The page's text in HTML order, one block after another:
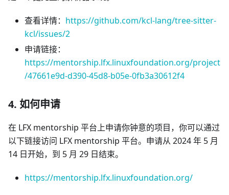
查看详情： https://github.com/kcl-lang/tree-sitter-
kcl/issues/2
申请链接：
https://mentorship.lfx.linuxfoundation.org/project
/47661e9d-d390-45d8-b05e-0fb3a30612f4
4. 如何申请
在 LFX mentorship 平台上申请你钟意的项目，你可以通过
以下链接访问 LFX mentorship 平台。申请从 2024 年 5 月
14 日开始，到 5 月 29 日结束。
https://mentorship.lfx.linuxfoundation.org/